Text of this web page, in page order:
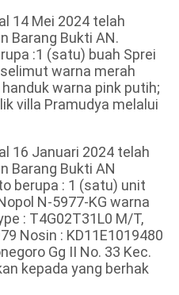
14 Mei 2024 telah
Barang Bukti AN.
:1 (satu) buah Sprei
warna merah
warna pink putih;
villa Pramudya melalui
16 Januari 2024 telah
Barang Bukti AN
berupa : 1 (satu) unit
N-5977-KG warna
: T4G02T31L0 M/T,
Nosin : KD11E1019480
Gg II No. 33 Kec.
kepada yang berhak